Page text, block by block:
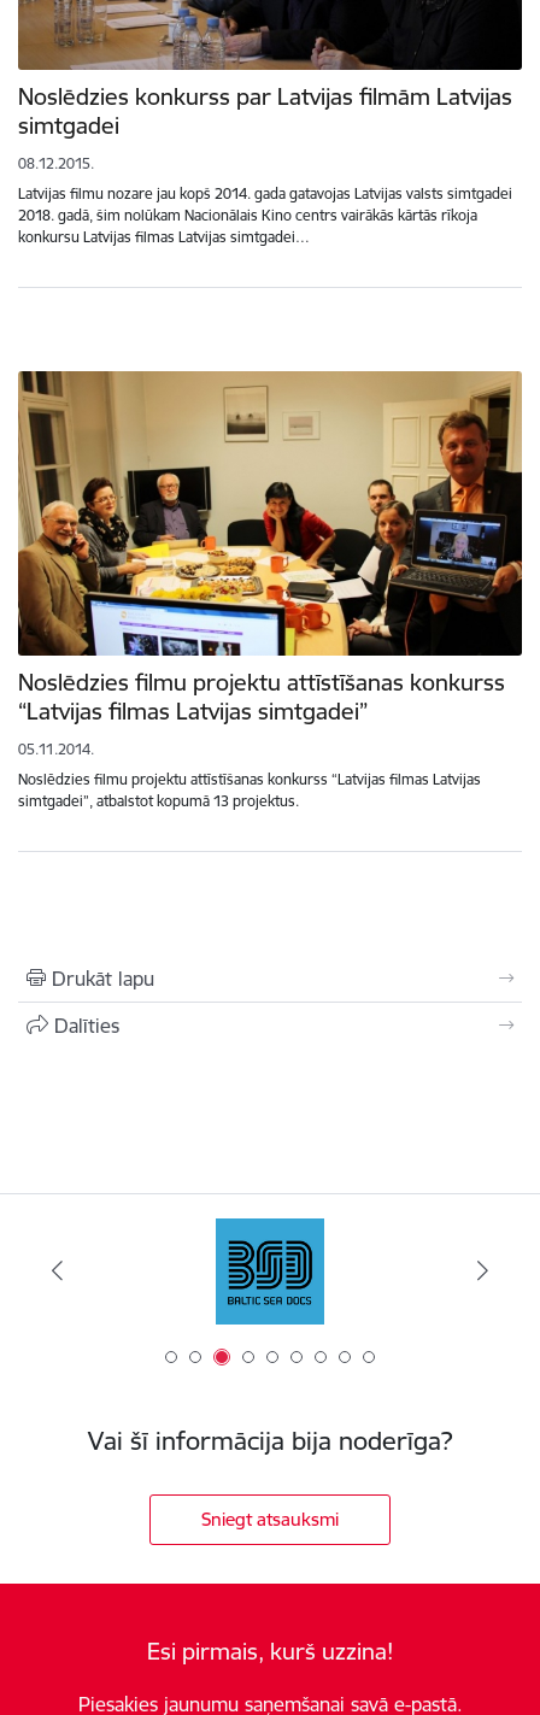
Noslēdzies konkurss par Latvijas filmām Latvijas
simtgadei
08.12.2015.
Latvijas filmu nozare jau kopš 2014. gada gatavojas Latvijas valsts simtgadei
2018. gadā, šim nolūkam Nacionālais Kino centrs vairākās kārtās rīkoja
konkursu Latvijas filmas Latvijas simtgadei…
Noslēdzies filmu projektu attīstīšanas konkurss
“Latvijas filmas Latvijas simtgadei”
05.11.2014.
Noslēdzies filmu projektu attīstīšanas konkurss “Latvijas filmas Latvijas
simtgadei”, atbalstot kopumā 13 projektus.
Drukāt lapu
Dalīties
Vai šī informācija bija noderīga?
Sniegt atsauksmi
Esi pirmais, kurš uzzina!
Piesakies jaunumu saņemšanai savā e-pastā.